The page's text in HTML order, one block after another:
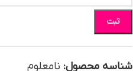
ثبت
شناسه محصول: نامعلوم